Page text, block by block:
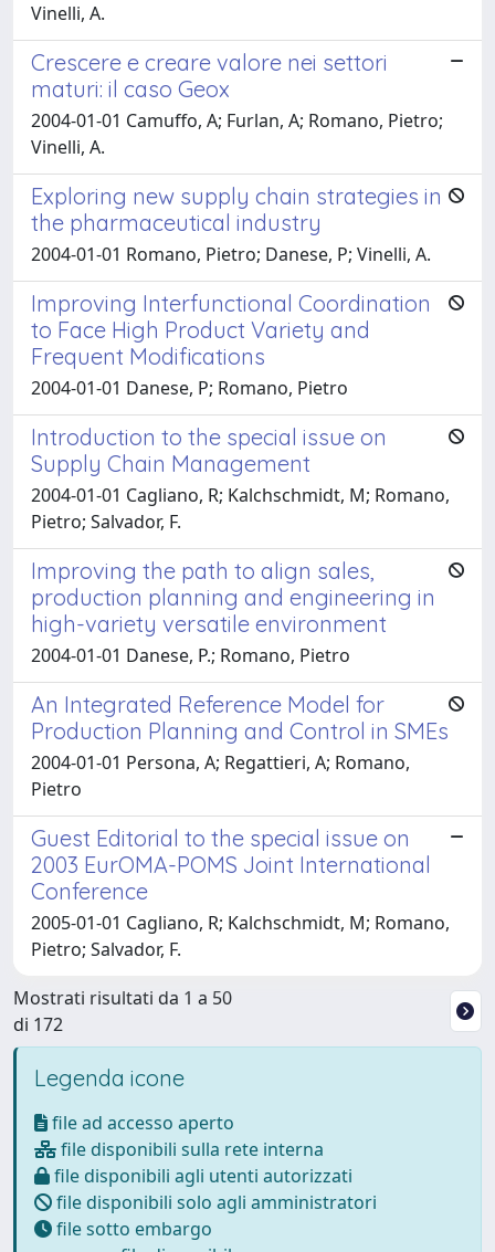
Vinelli, A.
Crescere e creare valore nei settori
maturi: il caso Geox
2004-01-01 Camuffo, A; Furlan, A; Romano, Pietro;
Vinelli, A.
Exploring new supply chain strategies in
the pharmaceutical industry
2004-01-01 Romano, Pietro; Danese, P; Vinelli, A.
Improving Interfunctional Coordination
to Face High Product Variety and
Frequent Modifications
2004-01-01 Danese, P; Romano, Pietro
Introduction to the special issue on
Supply Chain Management
2004-01-01 Cagliano, R; Kalchschmidt, M; Romano,
Pietro; Salvador, F.
Improving the path to align sales,
production planning and engineering in
high-variety versatile environment
2004-01-01 Danese, P.; Romano, Pietro
An Integrated Reference Model for
Production Planning and Control in SMEs
2004-01-01 Persona, A; Regattieri, A; Romano,
Pietro
Guest Editorial to the special issue on
2003 EurOMA-POMS Joint International
Conference
2005-01-01 Cagliano, R; Kalchschmidt, M; Romano,
Pietro; Salvador, F.
Mostrati risultati da 1 a 50
di 172
Legenda icone
file ad accesso aperto
file disponibili sulla rete interna
file disponibili agli utenti autorizzati
file disponibili solo agli amministratori
file sotto embargo